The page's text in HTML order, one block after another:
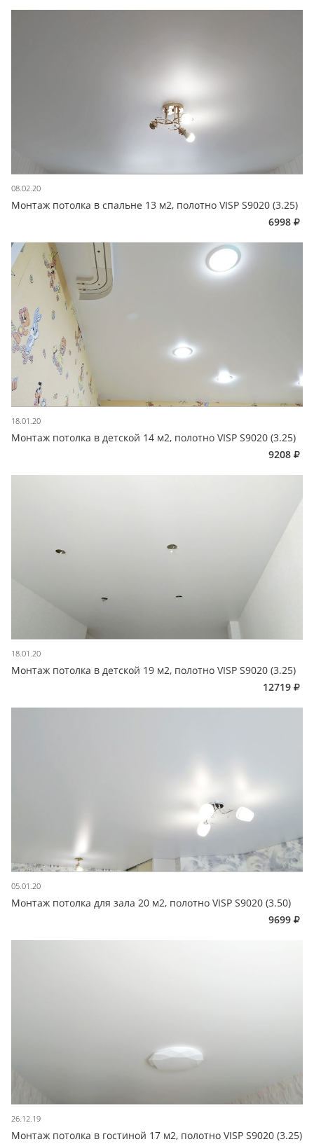
08.02.20
Монтаж потолка в спальне 13 м2, полотно VISP S9020 (3.25)
6998
18.01.20
Монтаж потолка в детской 14 м2, полотно VISP S9020 (3.25)
9208
18.01.20
Монтаж потолка в детской 19 м2, полотно VISP S9020 (3.25)
12719
05.01.20
Монтаж потолка для зала 20 м2, полотно VISP S9020 (3.50)
9699
26.12.19
Монтаж потолка в гостиной 17 м2, полотно VISP S9020 (3.25)